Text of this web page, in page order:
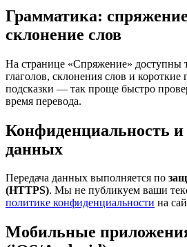
Грамматика:
склонение слов
На странице «Спряжение» доступны
глаголов, склонения слов и короткие
подсказки — так проще быстро
время перевода.
Конфиденциальность и
данных
Передача данных выполняется по
(HTTPS). Мы не публикуем ваши
политике конфиденциальности на
Мобильные